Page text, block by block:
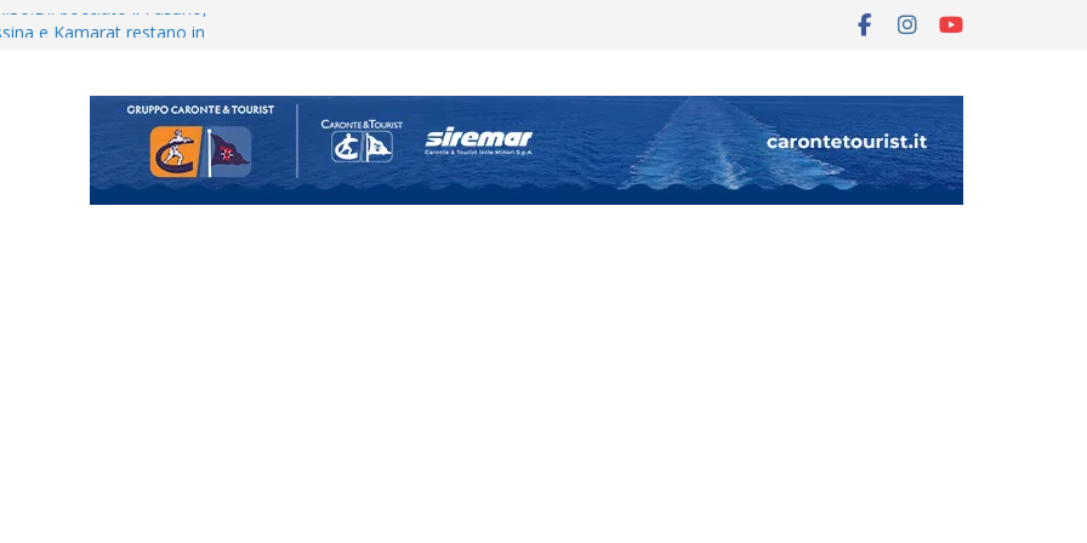
bocciato il Fasano,
si alzano i ritmi tra lavoro
“Mondo Messina
il terzino Matteo Guerriero